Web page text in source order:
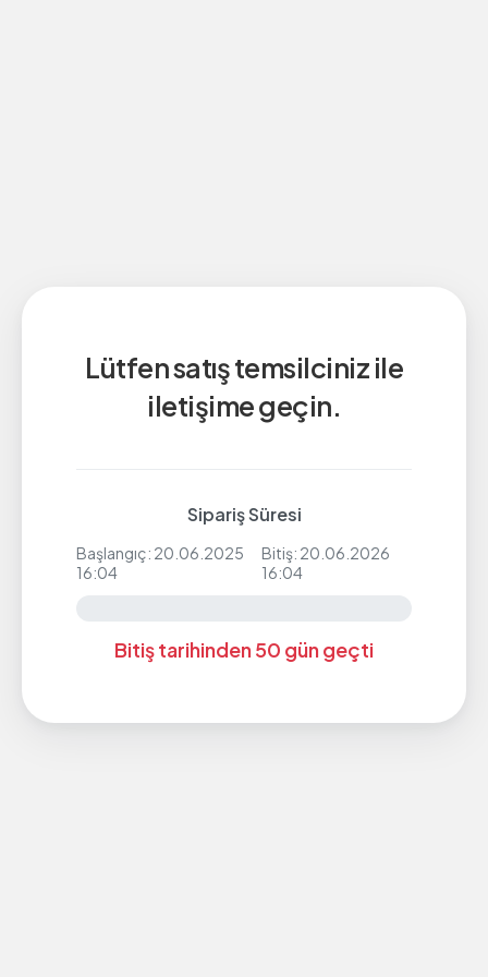
Lütfen satış temsilciniz ile
iletişime geçin.
Sipariş Süresi
Başlangıç: 20.06.2025
16:04
Bitiş: 20.06.2026
16:04
Bitiş tarihinden 50 gün geçti